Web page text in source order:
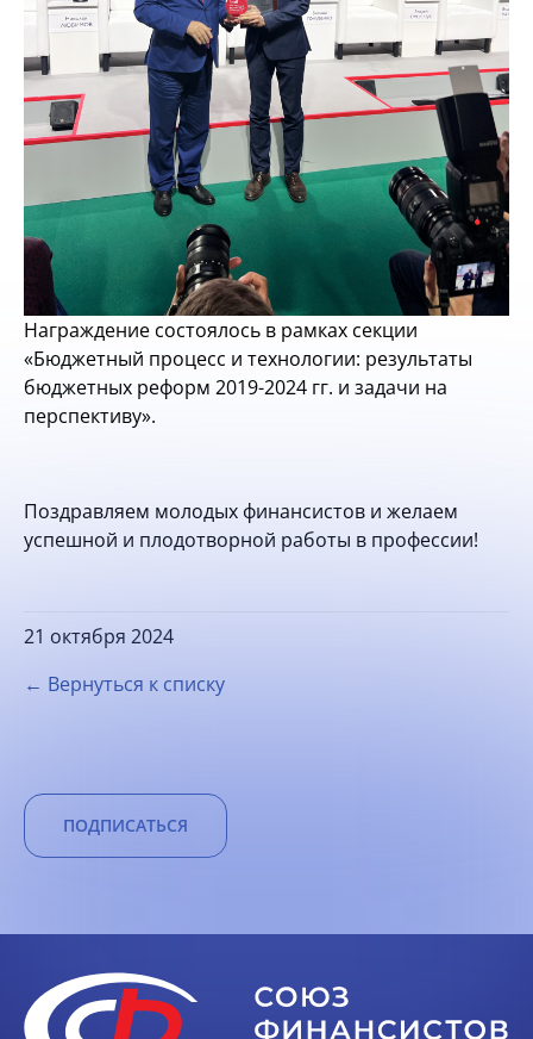
Награждение состоялось в рамках секции
«Бюджетный процесс и технологии: результаты
бюджетных реформ 2019-2024 гг. и задачи на
перспективу».
Поздравляем молодых финансистов и желаем
успешной и плодотворной работы в профессии!
21 октября 2024
← Вернуться к списку
ПОДПИСАТЬСЯ